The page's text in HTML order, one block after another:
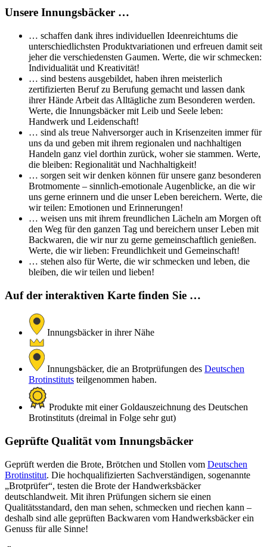
Unsere Innungsbäcker …
… schaffen dank ihres individuellen Ideenreichtums die
unterschiedlichsten Produktvariationen und erfreuen damit seit
jeher die verschiedensten Gaumen. Werte, die wir schmecken:
Individualität und Kreativität!
… sind bestens ausgebildet, haben ihren meisterlich
zertifizierten Beruf zu Berufung gemacht und lassen dank
ihrer Hände Arbeit das Alltägliche zum Besonderen werden.
Werte, die Innungsbäcker mit Leib und Seele leben:
Handwerk und Leidenschaft!
… sind als treue Nahversorger auch in Krisenzeiten immer für
uns da und geben mit ihrem regionalen und nachhaltigen
Handeln ganz viel dorthin zurück, woher sie stammen. Werte,
die bleiben: Regionalität und Nachhaltigkeit!
… sorgen seit wir denken können für unsere ganz besonderen
Brotmomente – sinnlich-emotionale Augenblicke, an die wir
uns gerne erinnern und die unser Leben bereichern. Werte, die
wir teilen: Emotionen und Erinnerungen!
… weisen uns mit ihrem freundlichen Lächeln am Morgen oft
den Weg für den ganzen Tag und bereichern unser Leben mit
Backwaren, die wir nur zu gerne gemeinschaftlich genießen.
Werte, die wir lieben: Freundlichkeit und Gemeinschaft!
… stehen also für Werte, die wir schmecken und leben, die
bleiben, die wir teilen und lieben!
Auf der interaktiven Karte finden Sie …
Innungsbäcker in ihrer Nähe
Innungsbäcker, die an Brotprüfungen des Deutschen
Brotinstituts teilgenommen haben.
Produkte mit einer Goldauszeichnung des Deutschen
Brotinstituts (dreimal in Folge sehr gut)
Geprüfte Qualität vom Innungsbäcker
Geprüft werden die Brote, Brötchen und Stollen vom Deutschen
Brotinstitut. Die hochqualifizierten Sachverständigen, sogenannte
„Brotprüfer“, testen die Brote der Handwerksbäcker
deutschlandweit. Mit ihren Prüfungen sichern sie einen
Qualitätsstandard, den man sehen, schmecken und riechen kann –
deshalb sind alle geprüften Backwaren vom Handwerksbäcker ein
Genuss für alle Sinne!